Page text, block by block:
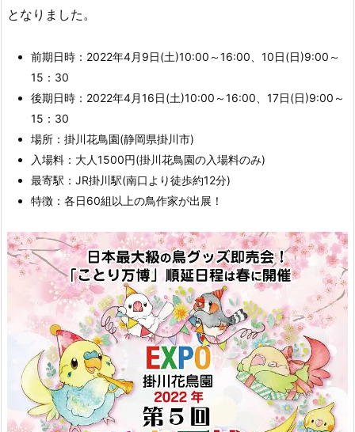
となりました。
前期日時：2022年4月9日(土)10:00～16:00、10日(日)9:00～
15：30
後期日時：2022年4月16日(土)10:00～16:00、17日(日)9:00～
15：30
場所：掛川花鳥園(静岡県掛川市)
入場料：大人1500円(掛川花鳥園の入場料のみ)
最寄駅：JR掛川駅(南口より徒歩約12分)
特徴：各日60組以上の鳥作家が出展！